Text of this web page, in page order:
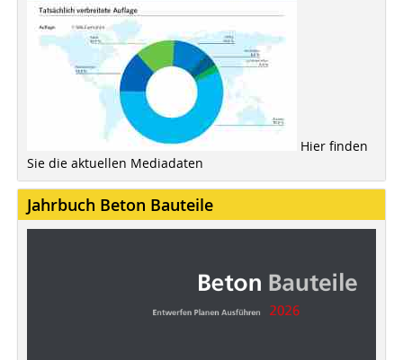
Hier finden
Sie die aktuellen Mediadaten
Jahrbuch Beton Bauteile